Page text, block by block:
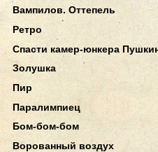
Вампилов. Оттепель
Ретро
Спасти камер-юнкера
Золушка
Пир
Паралимпиец
Бом-бом-бом
Ворованный воздух